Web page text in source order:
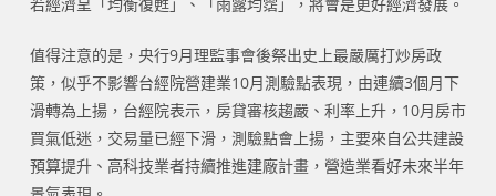
若經濟呈「均衡復甦」、「雨露均霑」，將會是更好經濟發展。
值得注意的是，央行9月理監事會後祭出史上最嚴厲打炒房政
策，似乎不影響台經院營建業10月測驗點表現，由連續3個月下
滑轉為上揚，台經院表示，房貸審核趨嚴、利率上升，10月房市
買氣低迷，交易量已經下滑，測驗點會上揚，主要來自公共建設
預算提升、高科技業者持續推進建廠計畫，營造業看好未來半年